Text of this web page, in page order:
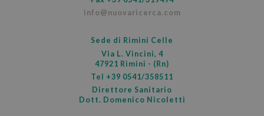
info@nuovaricerca.com
Sede di Rimini Celle
Via L. Vincini, 4
47921 Rimini - (Rn)
Tel +39 0541/358511
Direttore Sanitario
Dott. Domenico Nicoletti
_dc_gtm_UA-37103583-1
.nuovaricerca.com
Google Privacy Policy